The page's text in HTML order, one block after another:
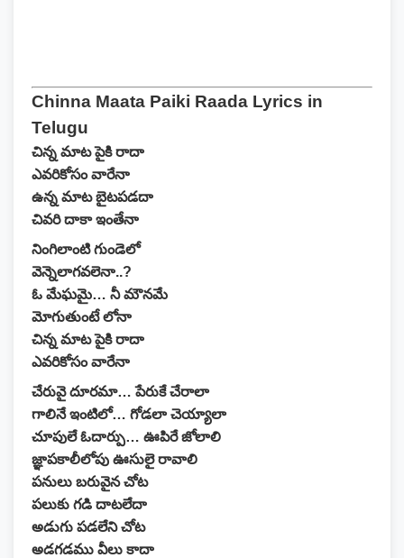
Chinna Maata Paiki Raada Lyrics in
Telugu
చిన్న మాట పైకి రాదా
ఎవరికోసం వారేనా
ఉన్న మాట బైటపడదా
చివరి దాకా ఇంతేనా
నింగిలాంటి గుండెలో
వెన్నెలాగవలెనా..?
ఓ మేఘమై… నీ మౌనమే
మోగుతుంటే లోనా
చిన్న మాట పైకి రాదా
ఎవరికోసం వారేనా
చేరువై దూరమా… పేరుకే చేరాలా
గాలినే ఇంటిలో… గోడలా చెయ్యాలా
చూపులే ఓదార్పు… ఊపిరే జోలాలి
జ్ఞాపకాలీలోపు ఊసులై రావాలి
పనులు బరువైన చోట
పలుకు గడి దాటలేదా
అడుగు పడలేని చోట
అడగడము వీలు కాదా